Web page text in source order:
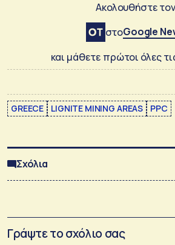
Ακολουθήστε τον
στοGoogle
και μάθετε πρώτοι όλες
GREECE LIGNITE MINING AREAS PPC
Σχόλια
Γράψτε το σχόλιο σας